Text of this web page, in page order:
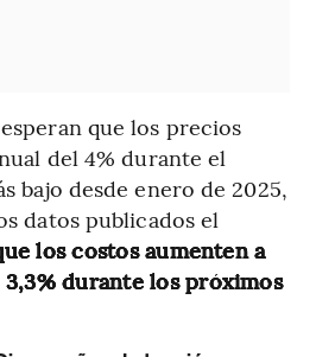
que los precios
del 4% durante el
bajo desde enero de 2025,
datos publicados el
los costos aumenten a
durante los próximos